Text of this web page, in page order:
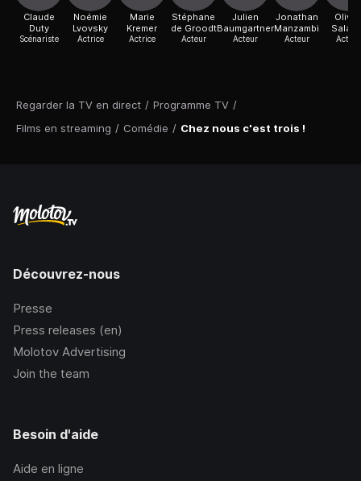
Regarder la TV en direct / Programme TV /
Films en streaming / Comédie / Chez nous c'est trois !
Claude
Duty
Scénariste
Noémie
Lvovsky
Actrice
Marie
Kremer
Actrice
Stéphane
de Groodt
Acteur
Julien
Baumgartner
Acteur
Jonathan
Manzambi
Acteur Acteur
Découvrez-nous
Presse
Press releases (en)
Molotov Advertising
Join the team
Besoin d'aide
Aide en ligne